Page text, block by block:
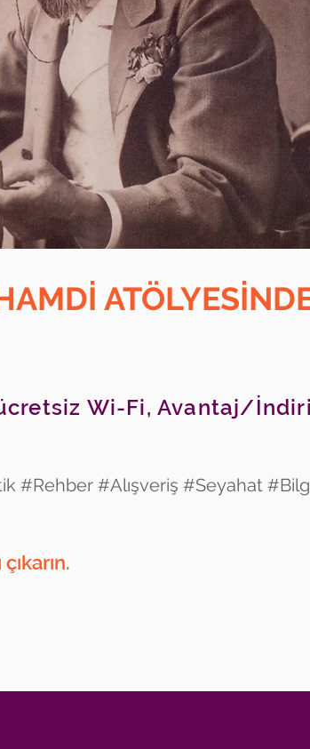
Wi-Fi, Avantaj/
#Rehber #Alışveriş #Seyahat